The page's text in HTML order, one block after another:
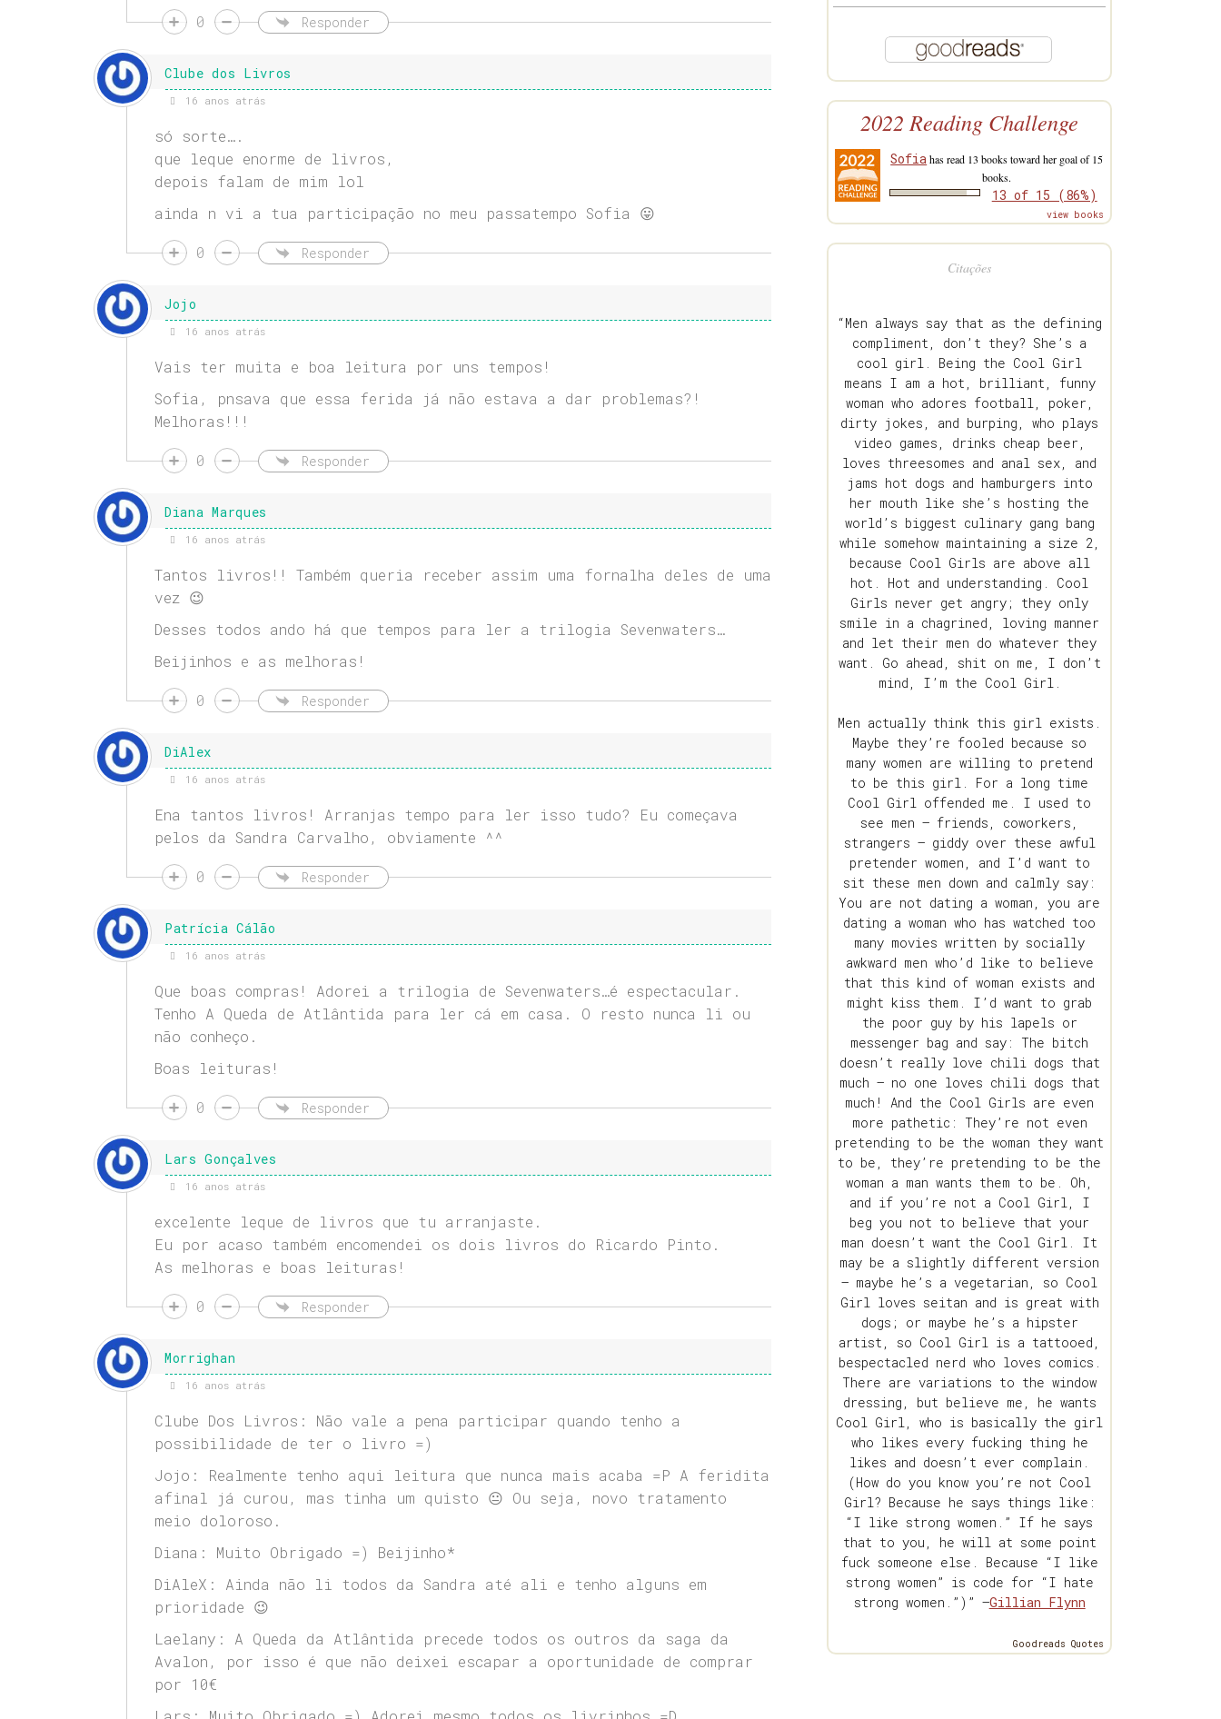
0 Responder
Clube dos Livros
16 anos atrás
só sorte….
que leque enorme de livros,
depois falam de mim lol
ainda n vi a tua participação no meu passatempo Sofia 😛
0 Responder
Jojo
16 anos atrás
Vais ter muita e boa leitura por uns tempos!
Sofia, pnsava que essa ferida já não estava a dar problemas?!
Melhoras!!!
0 Responder
Diana Marques
16 anos atrás
Tantos livros!! Também queria receber assim uma fornalha deles de uma
vez 😉
Desses todos ando há que tempos para ler a trilogia Sevenwaters…
Beijinhos e as melhoras!
0 Responder
DiAlex
16 anos atrás
Ena tantos livros! Arranjas tempo para ler isso tudo? Eu começava
pelos da Sandra Carvalho, obviamente ^^
0 Responder
Patrícia Cálão
16 anos atrás
Que boas compras! Adorei a trilogia de Sevenwaters…é espectacular.
Tenho A Queda de Atlântida para ler cá em casa. O resto nunca li ou
não conheço.
Boas leituras!
0 Responder
Lars Gonçalves
16 anos atrás
excelente leque de livros que tu arranjaste.
Eu por acaso também encomendei os dois livros do Ricardo Pinto.
As melhoras e boas leituras!
0 Responder
Morrighan
16 anos atrás
Clube Dos Livros: Não vale a pena participar quando tenho a
possibilidade de ter o livro =)
Jojo: Realmente tenho aqui leitura que nunca mais acaba =P A feridita
afinal já curou, mas tinha um quisto 😐 Ou seja, novo tratamento
meio doloroso.
Diana: Muito Obrigado =) Beijinho*
DiAleX: Ainda não li todos da Sandra até ali e tenho alguns em
prioridade 😉
Laelany: A Queda da Atlântida precede todos os outros da saga da
Avalon, por isso é que não deixei escapar a oportunidade de comprar
por 10€
2022 Reading Challenge
Sofiahas read 13 books toward her goal of 15
books.
13 of 15 (86%)
view books
Citações
“Men always say that as the defining
compliment, don’t they? She’s a
cool girl. Being the Cool Girl
means I am a hot, brilliant, funny
woman who adores football, poker,
dirty jokes, and burping, who plays
video games, drinks cheap beer,
loves threesomes and anal sex, and
jams hot dogs and hamburgers into
her mouth like she’s hosting the
world’s biggest culinary gang bang
while somehow maintaining a size 2,
because Cool Girls are above all
hot. Hot and understanding. Cool
Girls never get angry; they only
smile in a chagrined, loving manner
and let their men do whatever they
want. Go ahead, shit on me, I don’t
mind, I’m the Cool Girl.
Men actually think this girl exists.
Maybe they’re fooled because so
many women are willing to pretend
to be this girl. For a long time
Cool Girl offended me. I used to
see men – friends, coworkers,
strangers – giddy over these awful
pretender women, and I’d want to
sit these men down and calmly say:
You are not dating a woman, you are
dating a woman who has watched too
many movies written by socially
awkward men who’d like to believe
that this kind of woman exists and
might kiss them. I’d want to grab
the poor guy by his lapels or
messenger bag and say: The bitch
doesn’t really love chili dogs that
much – no one loves chili dogs that
much! And the Cool Girls are even
more pathetic: They’re not even
pretending to be the woman they want
to be, they’re pretending to be the
woman a man wants them to be. Oh,
and if you’re not a Cool Girl, I
beg you not to believe that your
man doesn’t want the Cool Girl. It
may be a slightly different version
– maybe he’s a vegetarian, so Cool
Girl loves seitan and is great with
dogs; or maybe he’s a hipster
artist, so Cool Girl is a tattooed,
bespectacled nerd who loves comics.
There are variations to the window
dressing, but believe me, he wants
Cool Girl, who is basically the girl
who likes every fucking thing he
likes and doesn’t ever complain.
(How do you know you’re not Cool
Girl? Because he says things like:
“I like strong women.” If he says
that to you, he will at some point
fuck someone else. Because “I like
strong women” is code for “I hate
strong women.”)” —Gillian Flynn
Goodreads Quotes